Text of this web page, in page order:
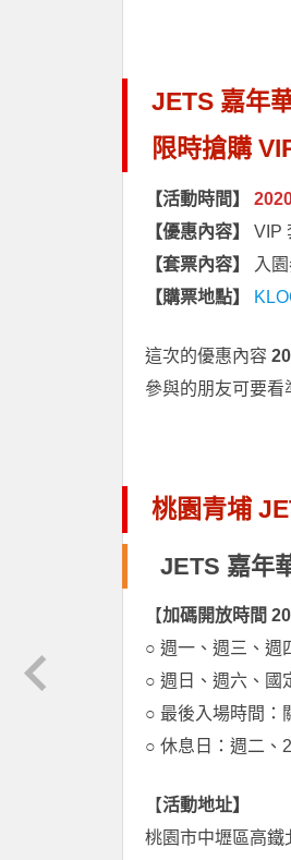
JETS 嘉年
限時搶購
【活動時間】
【優惠內容】
VIP
【套票內容】
入
【購票地點】
這次的優惠內容
參與的朋友可要看
桃園青埔
JETS 嘉年
【加碼開放時間
○ 週一、週三、週
○ 週日、週六、國
○ 最後入場時間：
○ 休息日：週二、
【活動地址】
桃園市中壢區高鐵